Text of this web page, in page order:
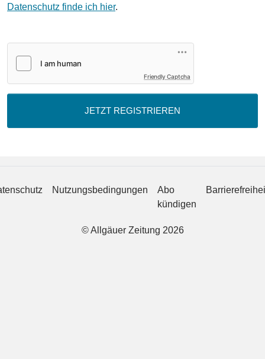
Datenschutz finde ich hier.
Friendly Captcha
JETZT REGISTRIEREN
Nutzungsbedingungen
Abo
kündigen
© Allgäuer Zeitung 2026